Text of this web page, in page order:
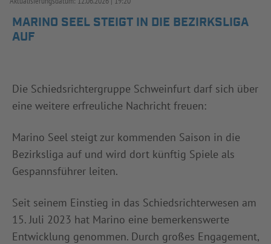
INFOTHEK SPIELPLUS
MARINO SEEL STEIGT IN DIE BEZIRKSLIGA
AUF
Die Schiedsrichtergruppe Schweinfurt darf sich über
eine weitere erfreuliche Nachricht freuen:
Marino Seel steigt zur kommenden Saison in die
Bezirksliga auf und wird dort künftig Spiele als
Gespannsführer leiten.
Seit seinem Einstieg in das Schiedsrichterwesen am
15. Juli 2023 hat Marino eine bemerkenswerte
Entwicklung genommen. Durch großes Engagement,